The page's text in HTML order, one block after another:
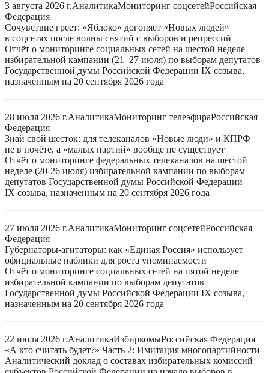
3 августа 2026 г.АналитикаМониторинг соцсетейРоссийская
Федерация
Сочувствие греет: «Яблоко» догоняет «Новых людей»
в соцсетях после волны снятий с выборов и репрессий
Отчёт о мониторинге социальных сетей на шестой неделе
избирательной кампании (21–27 июля) по выборам депутатов
Государственной думы Российской Федерации IX созыва,
назначенным на 20 сентября 2026 года
28 июля 2026 г.АналитикаМониторинг телеэфираРоссийская
Федерация
Знай свой шесток: для телеканалов «Новые люди» и КПРФ
не в почёте, а «малых партий» вообще не существует
Отчёт о мониторинге федеральных телеканалов на шестой
неделе (20-26 июля) избирательной кампании по выборам
депутатов Государственной думы Российской Федерации
IX созыва, назначенным на 20 сентября 2026 года
27 июля 2026 г.АналитикаМониторинг соцсетейРоссийская
Федерация
Губернаторы-агитаторы: как «Единая Россия» использует
официальные паблики для роста упоминаемости
Отчёт о мониторинге социальных сетей на пятой неделе
избирательной кампании по выборам депутатов
Государственной думы Российской Федерации IX созыва,
назначенным на 20 сентября 2026 года
22 июля 2026 г.АналитикаИзбиркомыРоссийская Федерация
«А кто считать будет?» Часть 2: Имитация многопартийности
Аналитический доклад о составах избирательных комиссий